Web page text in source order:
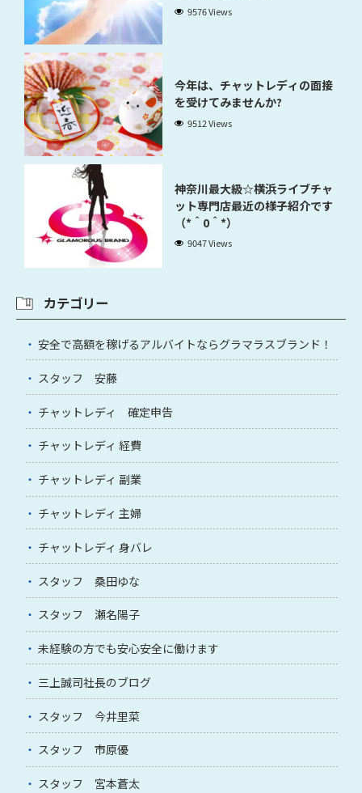
9576 Views
今年は、チャットレディの面接
を受けてみませんか?
9512 Views
神奈川最大級☆横浜ライブチャ
ット専門店最近の様子紹介です
（*＾0＾*）
9047 Views
カテゴリー
安全で高額を稼げるアルバイトならグラマラスブランド！
スタッフ 安藤
チャットレディ 確定申告
チャットレディ 経費
チャットレディ 副業
チャットレディ 主婦
チャットレディ 身バレ
スタッフ 桑田ゆな
スタッフ 瀬名陽子
未経験の方でも安心安全に働けます
三上誠司社長のブログ
スタッフ 今井里菜
スタッフ 市原優
スタッフ 宮本蒼太